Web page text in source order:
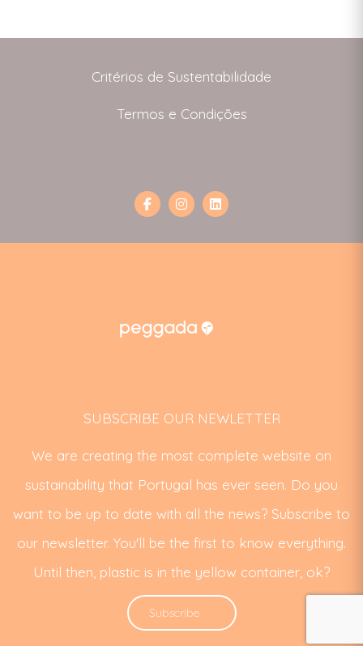
Critérios de Sustentabilidade
Termos e Condições
SUBSCRIBE OUR NEWLETTER
We are creating the most complete website on
sustainability that Portugal has ever seen. Do you
want to be up to date with all the news? Subscribe to
our newsletter. You'll be the first to know everything.
Until then, plastic is in the yellow container, ok?
Subscribe